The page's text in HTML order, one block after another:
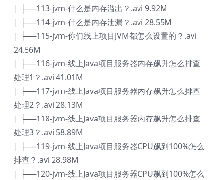
| ├──113-jvm-什么是内存溢出？.avi 9.92M
| ├──114-jvm-什么是内存泄漏？.avi 28.55M
| ├──115-jvm-你们线上项目JVM都怎么设置的？.avi
24.56M
| ├──116-jvm-线上Java项目服务器内存飙升怎么排查
处理1？.avi 41.01M
| ├──117-jvm-线上Java项目服务器内存飙升怎么排查
处理2？.avi 28.13M
| ├──118-jvm-线上Java项目服务器内存飙升怎么排查
处理3？.avi 58.89M
| ├──119-jvm-线上Java项目服务器CPU飙到100%怎么
排查？.avi 28.98M
| ├──120-jvm-线上Java项目服务器CPU飙到100%怎么